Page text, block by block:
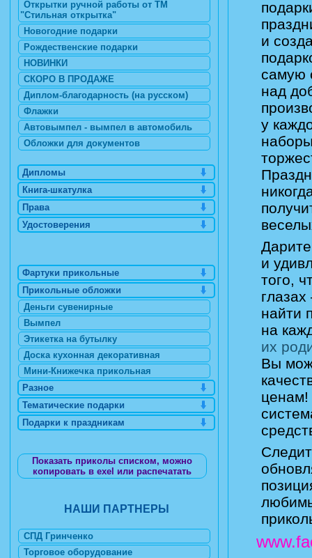
и
самую
над
у
и
того,
найти
на
их
Вы
ценам!
Открытки ручной работы от ТМ
"Стильная открытка"
Новогодние подарки
Рождественские подарки
НОВИНКИ
СКОРО В ПРОДАЖЕ
Диплом-благодарность (на русском)
Флажки
Автовымпел - вымпел в автомобиль
Обложки для документов
Дипломы
Книга-шкатулка
Права
Удостоверения
Фартуки прикольные
Прикольные обложки
Деньги сувенирные
Вымпел
Этикетка на бутылку
Доска кухонная декоративная
Мини-Книжечка прикольная
Разное
Тематические подарки
Подарки к праздникам
Показать приколы списком, можно
копировать в exel или распечатать
НАШИ ПАРТНЕРЫ
СПД Гринченко
Торговое оборудование